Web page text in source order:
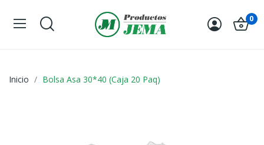
0
Inicio Bolsa Asa 30*40 (Caja 20 Paq)